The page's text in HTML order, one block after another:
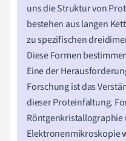
uns die Struktur von
bestehen aus langen
zu spezifischen
Diese Formen
Eine der
Forschung ist das
dieser Proteinfaltung.
Röntgenkristallographie
Elektronenmikroskopie